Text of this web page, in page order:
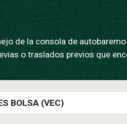
de la consola de
o traslados previos que
BOLSA(VEC)